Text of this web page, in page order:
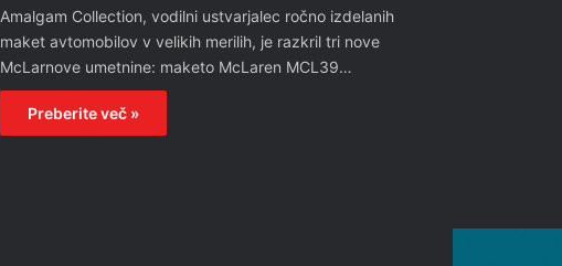
Amalgam Collection, vodilni ustvarjalec ročno izdelanih
maket avtomobilov v velikih merilih, je razkril tri nove
McLarnove umetnine: maketo McLaren MCL39…
Preberite več »